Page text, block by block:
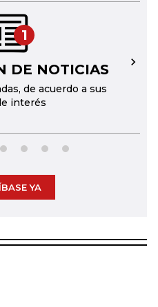
1
DE NOTICIAS
de acuerdo a sus
interés
→
YA